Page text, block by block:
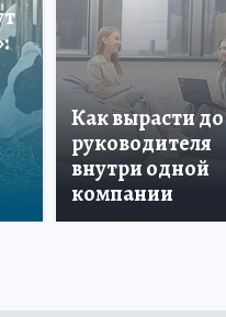
Как вырасти до
руководителя
внутри одной
компании